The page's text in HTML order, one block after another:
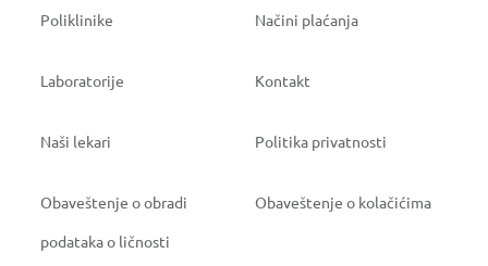
Poliklinike Načini plaćanja
Laboratorije Kontakt
Naši lekari Politika privatnosti
Obaveštenje o obradi
podataka o ličnosti
Obaveštenje o kolačićima